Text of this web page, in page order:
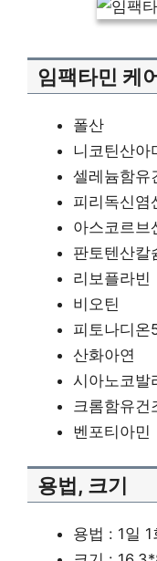
임팩타민 케
폴산
니코틴산아
셀레늄함유
피리독신염
아스코르브
판토텐산칼
리보플라빈
비오틴
피토나디온
산화아연
시아노코발
크롬함유건
벤포티아민
용법, 크기
용법 : 1일